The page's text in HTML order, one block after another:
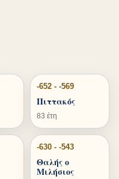
-652 - -569
Πιττακός
83 έτη
-630 - -543
Θαλής ο
Μιλήσιος